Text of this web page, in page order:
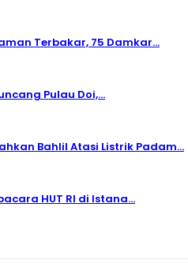
Terbakar, 75 Damkar...
Pulau Doi,...
Bahlil Atasi Listrik Padam...
HUT RI di Istana...